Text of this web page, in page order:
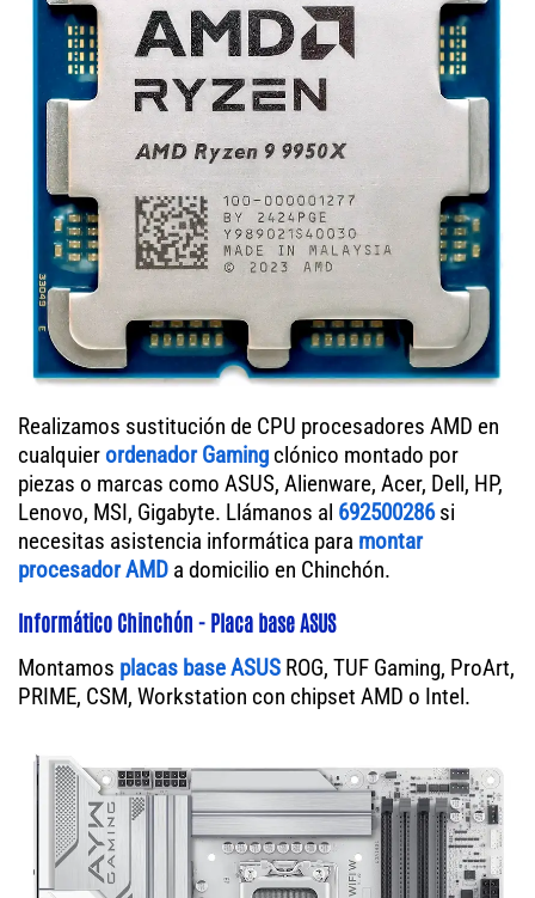
Realizamos sustitución de CPU procesadores AMD en
cualquierordenador Gaming clónico montado por
piezas o marcas como ASUS, Alienware, Acer, Dell, HP,
Lenovo, MSI, Gigabyte. Llámanos al 692500286si
necesitas asistencia informática para montar
procesador AMD a domicilio en Chinchón.
Informático Chinchón - Placa base ASUS
Montamos placas base ASUS ROG, TUF Gaming, ProArt,
PRIME, CSM, Workstation con chipset AMD o Intel.